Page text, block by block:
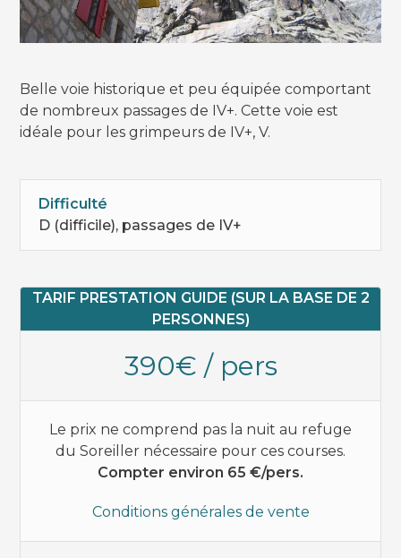
Belle voie historique et peu équipée comportant
de nombreux passages de IV+. Cette voie est
idéale pour les grimpeurs de IV+, V.
Difficulté
D (difficile), passages de IV+
TARIF PRESTATION GUIDE (SUR LA BASE DE 2
PERSONNES)
390€ / pers
Le prix ne comprend pas la nuit au refuge
du Soreiller nécessaire pour ces courses.
Compter environ 65 €/pers.
Conditions générales de vente